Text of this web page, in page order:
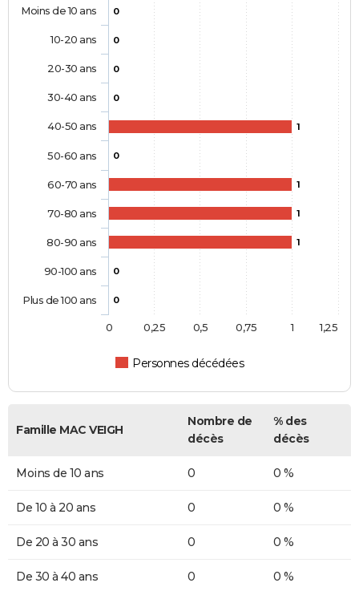
0
0
0
0
1
0
1
1
1
0
0
Personnes décédées
Moins de 10 ans
10-20 ans
20-30 ans
30-40 ans
40-50 ans
50-60 ans
60-70 ans
70-80 ans
80-90 ans
90-100 ans
Plus de 100 ans
0 1
0,25 0,5 0,75 1,25
Famille MAC VEIGH
Nombre de
décès
% des
décès
Moins de 10 ans 0 0 %
De 10 à 20 ans 0 0 %
De 20 à 30 ans 0 0 %
De 30 à 40 ans 0 0 %